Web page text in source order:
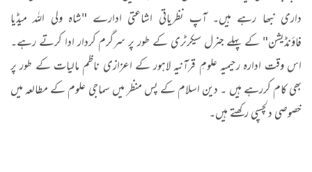
داری نبھا رہے ہیں۔ آپ نظریاتی اشاعتی ادارے "شاہ ولی اللہ میڈیا
فاؤنڈیشن" کے پہلے جنرل سیکرٹری کے طور پر سرگرم کردار ادا کرتے رہے۔
اس وقت ادارہ رحیمیہ علومِ قرآنیہ لاہور کے اعزازی ناظم مالیات کے طور پر
بھی کام کررہے ہیں ۔ دین اسلام کے پس منظر میں سماجی علوم کے مطالعہ میں
خصوصی دلچسپی رکھتے ہیں۔